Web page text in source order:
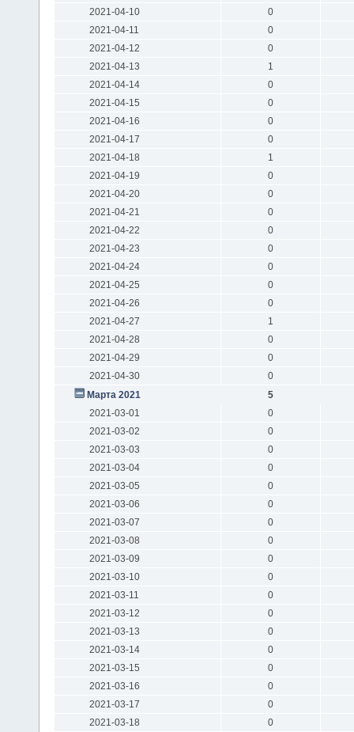
2021-04-10
0
2021-04-11
0
2021-04-12
0
2021-04-13
1
2021-04-14
0
2021-04-15
0
2021-04-16
0
2021-04-17
0
2021-04-18
1
2021-04-19
0
2021-04-20
0
2021-04-21
0
2021-04-22
0
2021-04-23
0
2021-04-24
0
2021-04-25
0
2021-04-26
0
2021-04-27
1
2021-04-28
0
2021-04-29
0
2021-04-30
0
Марта 2021
5
2021-03-01
0
2021-03-02
0
2021-03-03
0
2021-03-04
0
2021-03-05
0
2021-03-06
0
2021-03-07
0
2021-03-08
0
2021-03-09
0
2021-03-10
0
2021-03-11
0
2021-03-12
0
2021-03-13
0
2021-03-14
0
2021-03-15
0
2021-03-16
0
2021-03-17
0
2021-03-18
0